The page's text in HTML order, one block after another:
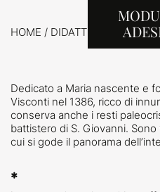
HOME / DIDATTICA /
Dedicato a Maria nascente e
Visconti nel 1386, ricco di
conserva anche i resti
battistero di S. Giovanni.
cui si gode il panorama
*